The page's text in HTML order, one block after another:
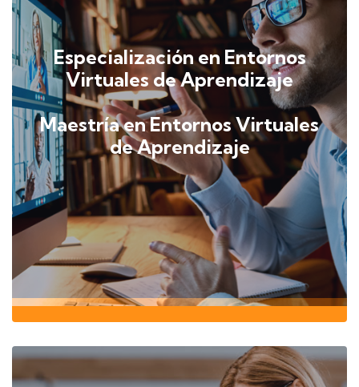
Especialización en Entornos
Virtuales de Aprendizaje
Maestría en Entornos Virtuales
de Aprendizaje